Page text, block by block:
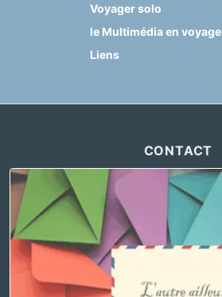
Voyager solo
le Multimédia en voyage
Liens
CONTACT